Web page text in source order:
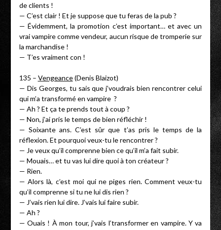
de clients !
— C’est clair ! Et je suppose que tu feras de la pub ?
— Évidemment, la promotion c’est important… et avec un
vrai vampire comme vendeur, aucun risque de tromperie sur
la marchandise !
— T’es vraiment con !
135 – Vengeance(Denis Blaizot)
— Dis Georges, tu sais que j’voudrais bien rencontrer celui
qui m’a transformé en vampire ?
— Ah ? Et ça te prends tout à coup ?
— Non, j’ai pris le temps de bien réfléchir !
— Soixante ans. C’est sûr que t’as pris le temps de la
réflexion. Et pourquoi veux-tu le rencontrer ?
— Je veux qu’il comprenne bien ce qu’il m’a fait subir.
— Mouais… et tu vas lui dire quoi à ton créateur ?
— Rien.
— Alors là, c’est moi qui ne piges rien. Comment veux-tu
qu’il comprenne si tu ne lui dis rien ?
— J’vais rien lui dire. J’vais lui faire subir.
— Ah ?
— Ouais ! À mon tour, j’vais l’transformer en vampire. Y va